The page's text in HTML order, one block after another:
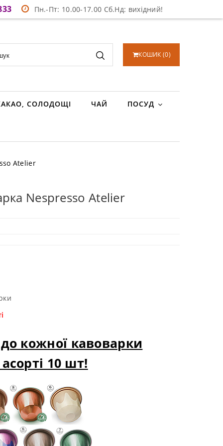
Пн.-Пт: 10.00-17.00 Сб.Нд: вихідний!
КОШИК (0)
СОЛОДОЩІ ЧАЙ ПОСУД
Atelier
Nespresso Atelier
кожної кавоварки
10 шт!